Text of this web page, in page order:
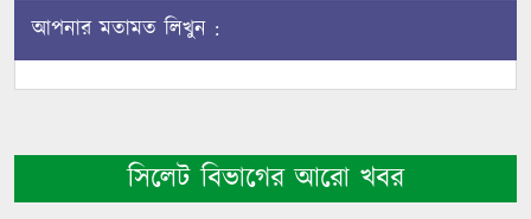
আপনার মতামত লিখুন :
সিলেট বিভাগের আরো খবর